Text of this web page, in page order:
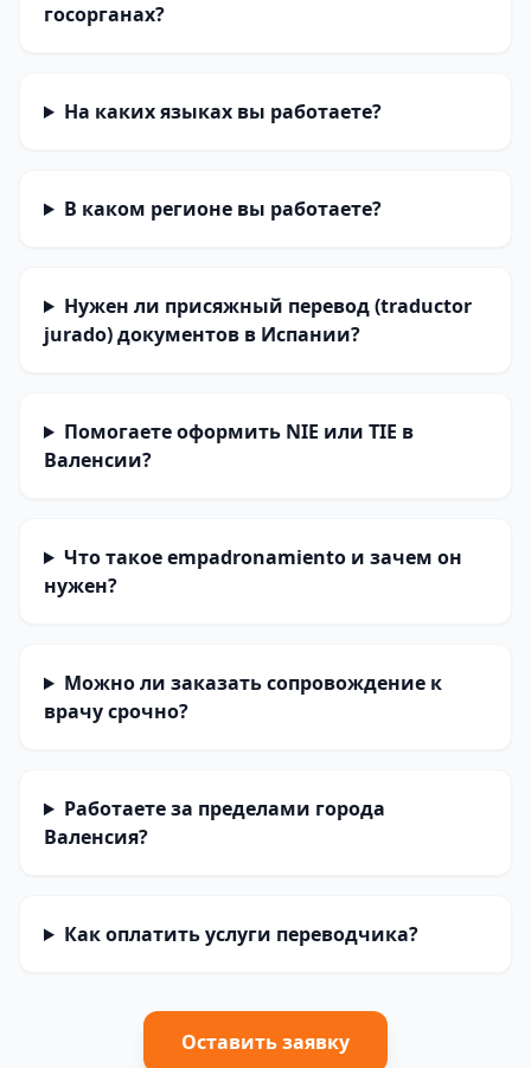
госорганах?
На каких языках вы работаете?
В каком регионе вы работаете?
Нужен ли присяжный перевод (traductor
jurado) документов в Испании?
Помогаете оформить NIE или TIE в
Валенсии?
Что такое empadronamiento и зачем он
нужен?
Можно ли заказать сопровождение к
врачу срочно?
Работаете за пределами города
Валенсия?
Как оплатить услуги переводчика?
Оставить заявку